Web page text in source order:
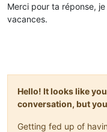
Merci pour ta réponse,
vacances.
Hello! It looks like
conversation, but
Getting fed up of